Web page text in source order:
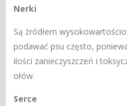
Nerki
Są źródłem
podawać psu często,
ilości zanieczyszczeń i
ołów.
Serce